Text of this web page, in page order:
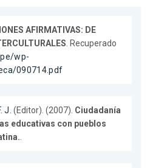
AFIRMATIVAS: DE
. Recuperado
wp-
090714.pdf
J. (Editor). (2007). Ciudadanía
educativas con pueblos
.